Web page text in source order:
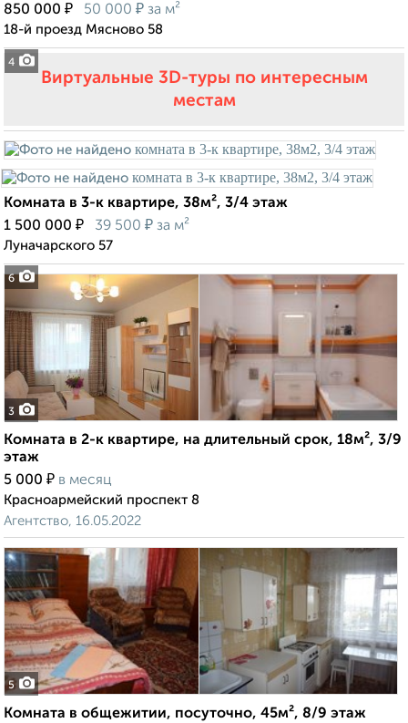
4
850 000 ₽ 50 000 ₽ за м²
18-й проезд Мясново 58
Виртуальные 3D-туры по интересным
местам
6
Комната в 3-к квартире, 38м², 3/4 этаж
1 500 000 ₽ 39 500 ₽ за м²
Луначарского 57
3
Комната в 2-к квартире, на длительный срок, 18м², 3/9
этаж
5 000 ₽ в месяц
Красноармейский проспект 8
Агентство, 16.05.2022
5
Комната в общежитии, посуточно, 45м², 8/9 этаж